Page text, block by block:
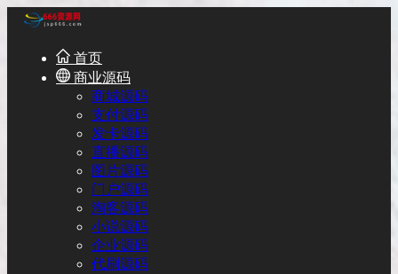
首页
商业源码
商城源码
支付源码
发卡源码
直播源码
图片源码
门户源码
淘客源码
小说源码
企业源码
代刷源码